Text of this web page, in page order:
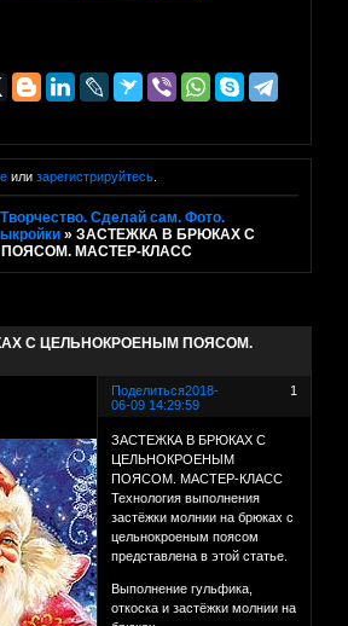
или зарегистрируйтесь.
Сделай сам. Фото.
»ЗАСТЕЖКА В БРЮКАХ С
МАСТЕР-КЛАСС
С ЦЕЛЬНОКРОЕНЫМ ПОЯСОМ.
Поделиться 1
2018-
06-09 14:29:59
ЗАСТЕЖКА В БРЮКАХ С
ЦЕЛЬНОКРОЕНЫМ
ПОЯСОМ. МАСТЕР-КЛАСС
Технология выполнения
застёжки молнии на брюках с
цельнокроеным поясом
представлена в этой статье.
Выполнение гульфика,
откоска и застёжки молнии на